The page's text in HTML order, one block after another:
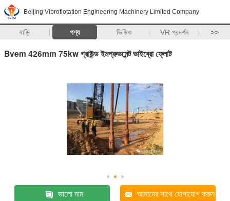
Beijing Vibroflotation Engineering Machinery Limited Company
বাড়ি পণ্য ভিডিও VR প্রদর্শন >>
Bvem 426mm 75kw গ্রাউন্ড ইমপ্রুভমেন্ট ভাইব্রো ফ্লোট
ভালো দাম আমাদের সাথে যোগাযোগ করুন